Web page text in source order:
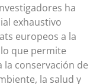
ha
exhaustivo
europeos a la
que permite
conservación de
la salud y